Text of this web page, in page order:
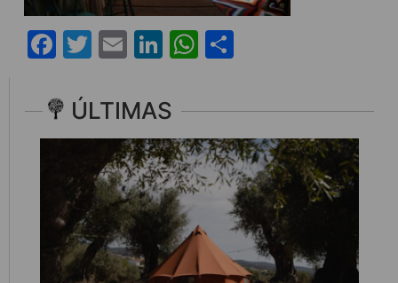
Facebook
Twitter
EmailLinkedIn
WhatsApp
ÚLTIMAS